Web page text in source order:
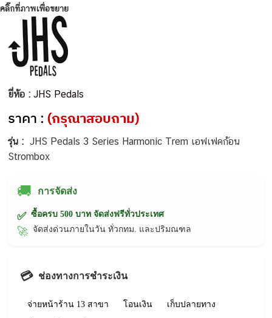
คลิ๊กที่ภาพเพื่อขยาย
ยี่ห้อ :JHS Pedals
ราคา :(กรุณาสอบถาม)
รุ่น :JHS Pedals 3 Series Harmonic Trem เอฟเฟคก้อน
Strombox
🚚 การจัดส่ง
✅ ซื้อครบ 500 บาท จัดส่งฟรีทั่วประเทศ
🚀 จัดส่งด่วนภายในวัน ทั่วกทม. และปริมณฑล
💳 ช่องทางการชำระเงิน
จ่ายหน้าร้าน 13 สาขา โอนเงิน เก็บปลายทาง